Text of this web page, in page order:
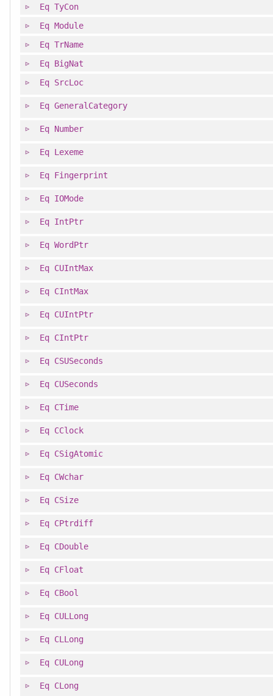
Eq TyCon
Eq Module
Eq TrName
Eq BigNat
Eq SrcLoc
Eq GeneralCategory
Eq Number
Eq Lexeme
Eq Fingerprint
Eq IOMode
Eq IntPtr
Eq WordPtr
Eq CUIntMax
Eq CIntMax
Eq CUIntPtr
Eq CIntPtr
Eq CSUSeconds
Eq CUSeconds
Eq CTime
Eq CClock
Eq CSigAtomic
Eq CWchar
Eq CSize
Eq CPtrdiff
Eq CDouble
Eq CFloat
Eq CBool
Eq CULLong
Eq CLLong
Eq CULong
Eq CLong